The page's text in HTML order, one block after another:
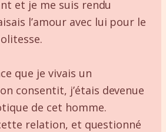
et je me suis rendu
l’amour avec lui pour le
que je vivais un
consentit, j’étais devenue
de cet homme.
relation, et questionné